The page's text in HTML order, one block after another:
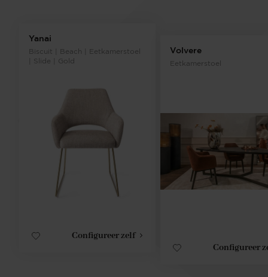
Yanai
Biscuit | Beach | Eetkamerstoel
| Slide | Gold
Configureer zelf
Volvere
Eetkamerstoel
Configureer